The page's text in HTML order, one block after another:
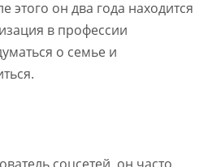
этого он два года находится
в профессии
о семье и